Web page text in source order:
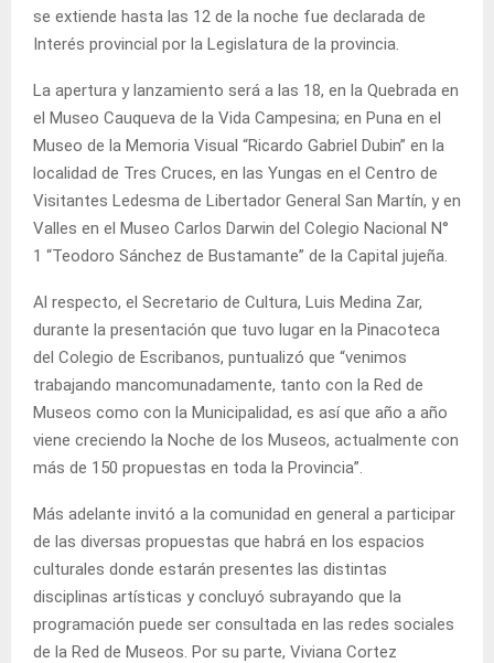
se extiende hasta las 12 de la noche fue declarada de
Interés provincial por la Legislatura de la provincia.
La apertura y lanzamiento será a las 18, en la Quebrada en
el Museo Cauqueva de la Vida Campesina; en Puna en el
Museo de la Memoria Visual “Ricardo Gabriel Dubin” en la
localidad de Tres Cruces, en las Yungas en el Centro de
Visitantes Ledesma de Libertador General San Martín, y en
Valles en el Museo Carlos Darwin del Colegio Nacional N°
1 “Teodoro Sánchez de Bustamante” de la Capital jujeña.
Al respecto, el Secretario de Cultura, Luis Medina Zar,
durante la presentación que tuvo lugar en la Pinacoteca
del Colegio de Escribanos, puntualizó que “venimos
trabajando mancomunadamente, tanto con la Red de
Museos como con la Municipalidad, es así que año a año
viene creciendo la Noche de los Museos, actualmente con
más de 150 propuestas en toda la Provincia”.
Más adelante invitó a la comunidad en general a participar
de las diversas propuestas que habrá en los espacios
culturales donde estarán presentes las distintas
disciplinas artísticas y concluyó subrayando que la
programación puede ser consultada en las redes sociales
de la Red de Museos. Por su parte, Viviana Cortez